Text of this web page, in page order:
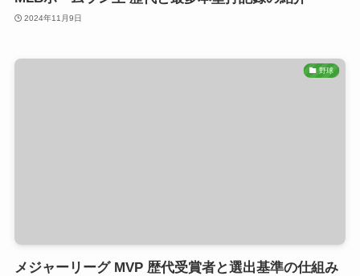
2024年11月9日
野球
メジャーリーグ MVP 歴代受賞者と選出基準の仕組み